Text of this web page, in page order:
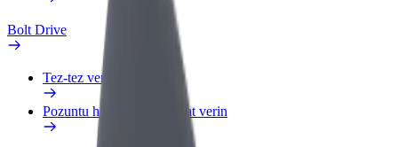
Bolt Drive
Tez-tez verilən suallar
Pozuntu haqqında məlumat verin